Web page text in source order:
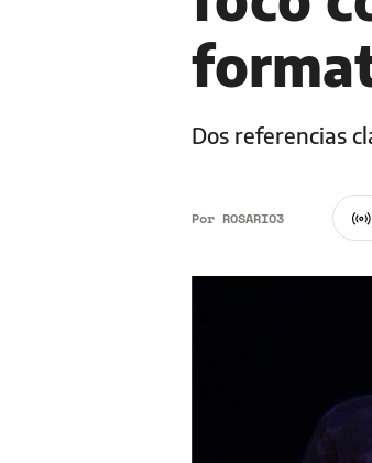
Dos referencias
Por ROSARIO3